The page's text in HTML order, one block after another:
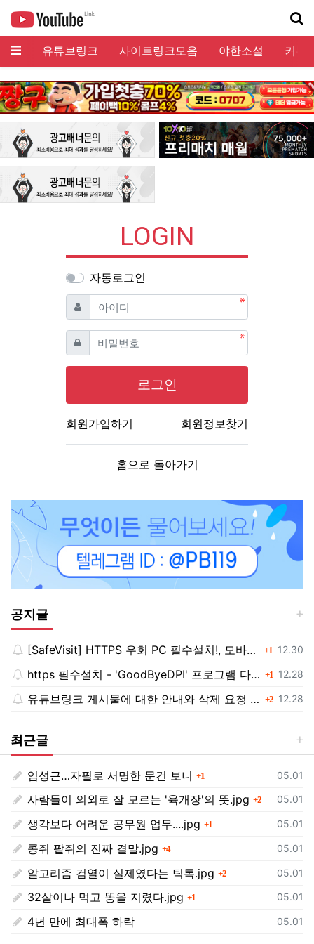
메뉴 유튜브링크 사이트링크모음 야한소설 커뮤
LOGIN
자동로그인
아이디 필수
비밀번호필수
로그인
회원가입하기 회원정보찾기
홈으로 돌아가기
공지글
등록일
12.30
[SafeVisit] HTTPS 우회 PC 필수설치!, 모바일 최강속도 1댓글
등록일
12.28
https 필수설치 - 'GoodByeDPI' 프로그램 다운로드<< 1댓글
등록일
12.28
유튜브링크 게시물에 대한 안내와 삭제 요청 공지 2댓글
최근글
등록일
05.01
임성근…자필로 서명한 문건 보니 1
등록일
05.01
사람들이 의외로 잘 모르는 '육개장'의 뜻.jpg 2댓글
등록일
05.01
생각보다 어려운 공무원 업무....jpg 1
등록일
05.01
콩쥐 팥쥐의 진짜 결말.jpg 4댓글
등록일
05.01
알고리즘 검열이 실제였다는 틱톡.jpg 2댓글
등록일
05.01
32살이나 먹고 똥을 지렸다.jpg 1
등록일
05.01
4년 만에 최대폭 하락